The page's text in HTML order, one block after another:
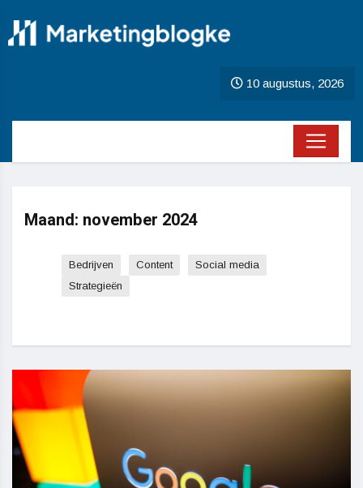
10 augustus, 2026
Maand: november 2024
Bedrijven Content
Social media
Strategieën